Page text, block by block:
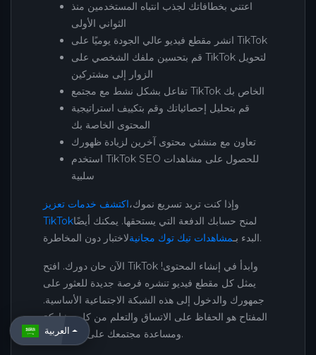
اعتني بخطافاتك لجذب انتباه المستخدمين منذ
الثواني الأولى
انشر مقطع فيديو عالي الجودة يوميًا على TikTok
قم بتحسين ملفك الشخصي على TikTok لتحويل
الزوار إلى مشتركين
تفاعل بشكل نشط مع مجتمع TikTok الخاص بك
قم بتحليل إحصائياتك وقم بتكييف استراتيجية
المحتوى الخاصة بك
تعاون مع منشئي محتوى آخرين لزيادة ظهورك
استخدم TikTok SEO للحصول على مشاهدات
سلبية
وإذا كنت تريد تسريع نموك،اكتشف خدمات تعزيز
TikTokلمنح حسابك الدفعة التي يستحقها. يمكنك أيضًا
البدء بـمشاهدات تيك توك مجانية لاختبار دون المخاطرة.
الآن حان دورك. افتح TikTok وابدأ في إنشاء المحتوى!
يمثل كل مقطع فيديو تنشره فرصة جديدة للعثور على
جمهورك والدخول إلى هذه الشبكة الاجتماعية الأساسية.
المفتاح هو الحفاظ على الاتساق والتعلم من كل مشاركة
ومساعدة مجتمعك على النمو معك.
العربية